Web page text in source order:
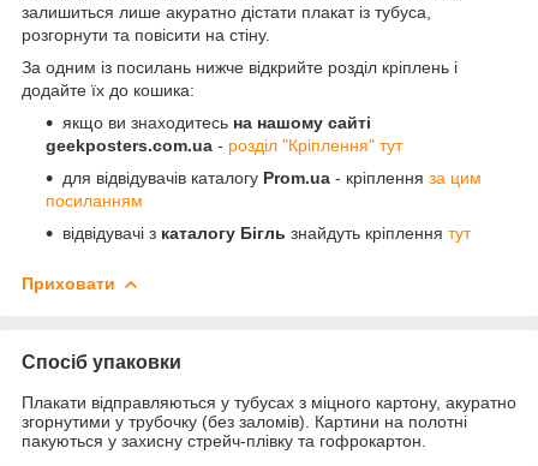
залишиться лише акуратно дістати плакат із тубуса,
розгорнути та повісити на стіну.
За одним із посилань нижче відкрийте розділ кріплень і
додайте їх до кошика:
якщо ви знаходитесь на нашому сайті
geekposters.com.ua - розділ "Кріплення" тут
для відвідувачів каталогу Prom.ua - кріплення за цим
посиланням
відвідувачі з каталогу Бігль знайдуть кріплення тут
Приховати
Спосіб упаковки
Плакати відправляються у тубусах з міцного картону, акуратно
згорнутими у трубочку (без заломів). Картини на полотні
пакуються у захисну стрейч-плівку та гофрокартон.